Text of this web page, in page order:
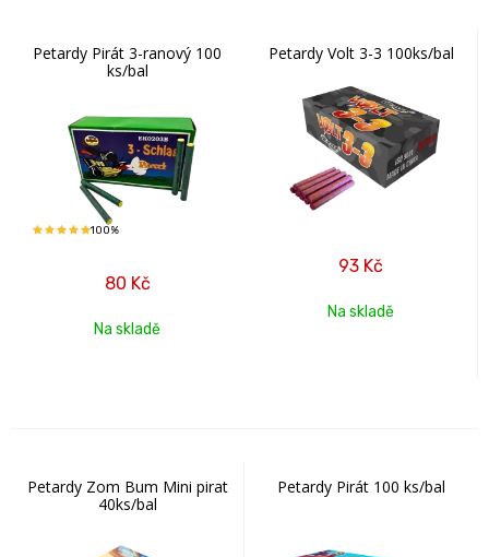
Petardy Pirát 3-ranový 100
ks/bal
100%
80 Kč
Na skladě
Petardy Volt 3-3 100ks/bal
93 Kč
Na skladě
Petardy Zom Bum Mini pirat
40ks/bal
Petardy Pirát 100 ks/bal